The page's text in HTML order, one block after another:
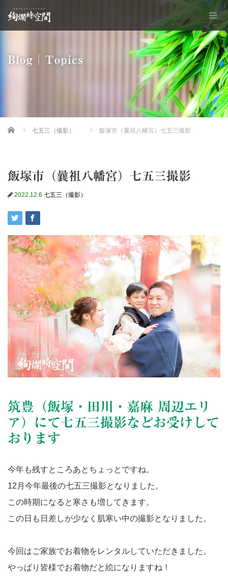
Blog│Topics
Home 七五三（撮影） 飯塚市（曩祖八幡宮）七五三撮影
飯塚市（曩祖八幡宮）七五三撮影
2022.12.6 七五三（撮影）
筑豊（飯塚・田川・嘉麻 周辺エリ
ア）にて七五三撮影などお受けして
おります
今年も残すところあとちょっとですね。
12月今年最後の七五三撮影となりました。
この時期になると寒さも増してきます。
この日も日差しが少なく肌寒い中の撮影となりました。
今回はご家族でお着物をレンタルしていただきました。
やっぱり皆様でお着物だと絵になりますね！